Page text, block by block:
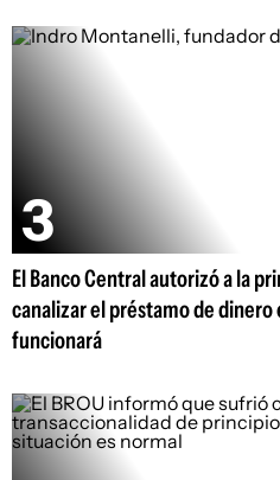
El Banco Central autorizó a la
canalizar el préstamo de dinero
funcionará